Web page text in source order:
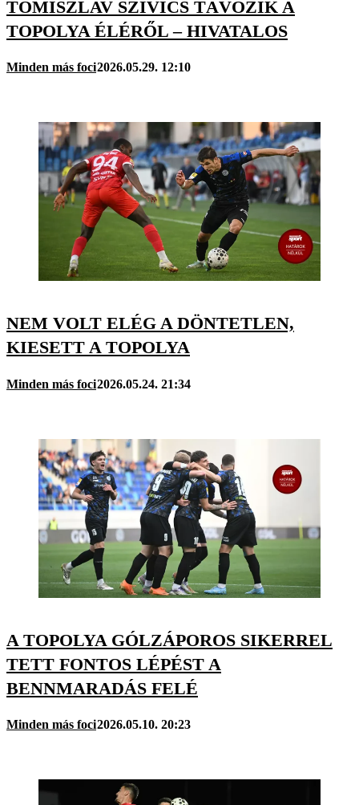
TOMISZLAV SZIVICS TÁVOZIK A
TOPOLYA ÉLÉRŐL – HIVATALOS
Minden más foci2026.05.29. 12:10
NEM VOLT ELÉG A DÖNTETLEN,
KIESETT A TOPOLYA
Minden más foci2026.05.24. 21:34
A TOPOLYA GÓLZÁPOROS SIKERREL
TETT FONTOS LÉPÉST A
BENNMARADÁS FELÉ
Minden más foci2026.05.10. 20:23